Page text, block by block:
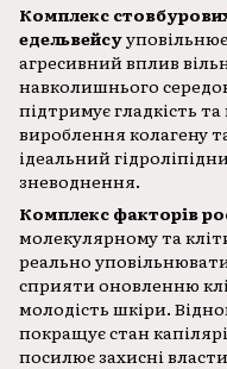
Комплекс
едельвейсу
агресивний вплив
навколишнього
підтримує гладкість
вироблення колагену
ідеальний
зневоднення.
Комплекс факторів
молекулярному та
реально
сприяти оновленню
молодість шкіри.
покращує стан
посилює захисні